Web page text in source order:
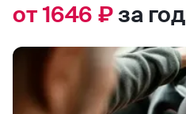
от 1646 ₽за год